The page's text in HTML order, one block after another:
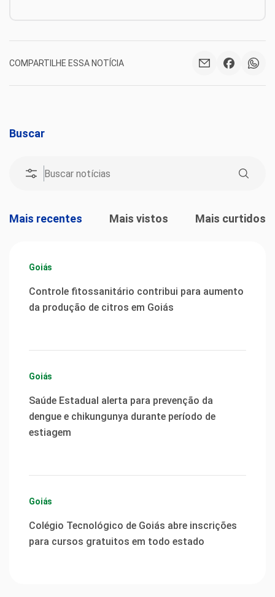
COMPARTILHE ESSA NOTÍCIA
Buscar
Mais recentes Mais vistos Mais curtidos
Goiás
Controle fitossanitário contribui para aumento
da produção de citros em Goiás
Goiás
Saúde Estadual alerta para prevenção da
dengue e chikungunya durante período de
estiagem
Goiás
Colégio Tecnológico de Goiás abre inscrições
para cursos gratuitos em todo estado